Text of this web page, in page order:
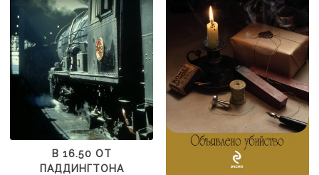
В 16.50 ОТ
ПАДДИНГТОНА